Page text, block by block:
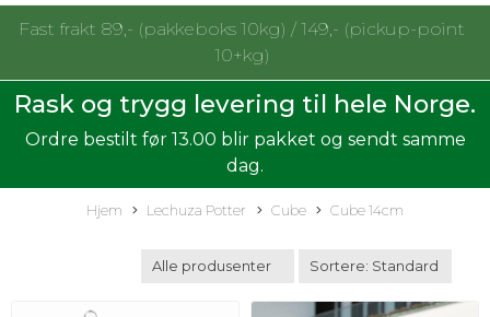
Fast frakt 89,- (pakkeboks 10kg) / 149,- (pickup-point
10+kg)
Rask og trygg levering til hele Norge.
Ordre bestilt før 13.00 blir pakket og sendt samme
dag.
Hjem Lechuza Potter Cube Cube 14cm